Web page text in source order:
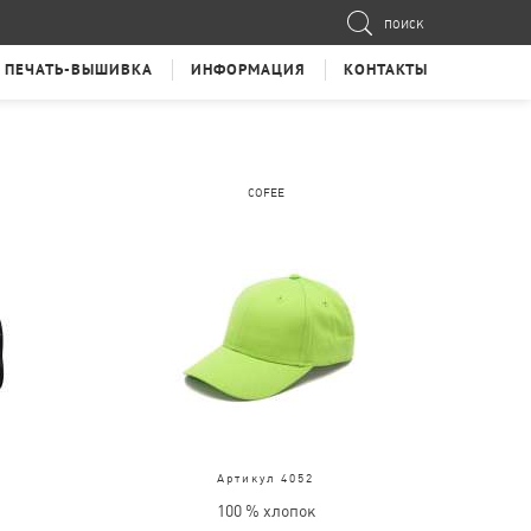
ПОИСК
ПЕЧАТЬ-ВЫШИВКА ИНФОРМАЦИЯ КОНТАКТЫ
COFEE
Артикул 4052
100 % хлопок